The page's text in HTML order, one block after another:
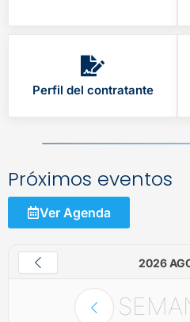
Perfil del contratante
Próximos eventos
Ver Agenda
2026